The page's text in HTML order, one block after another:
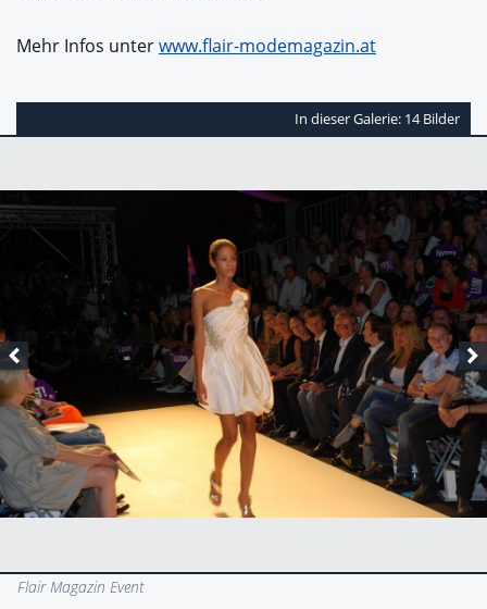
Mehr Infos unterwww.flair-modemagazin.at
In dieser Galerie: 14 Bilder
Flair Magazin Event